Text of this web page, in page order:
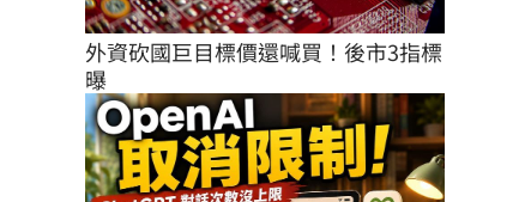
外資砍國巨目標價還喊買！後市3指標
曝